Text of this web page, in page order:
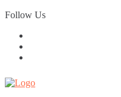
Skip
to
Follow Us